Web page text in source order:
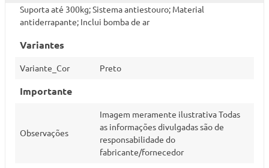
Suporta até 300kg; Sistema antiestouro; Material
antiderrapante; Inclui bomba de ar
Variantes
Variante_Cor Preto
Importante
Observações
Imagem meramente ilustrativa Todas
as informações divulgadas são de
responsabilidade do
fabricante/fornecedor